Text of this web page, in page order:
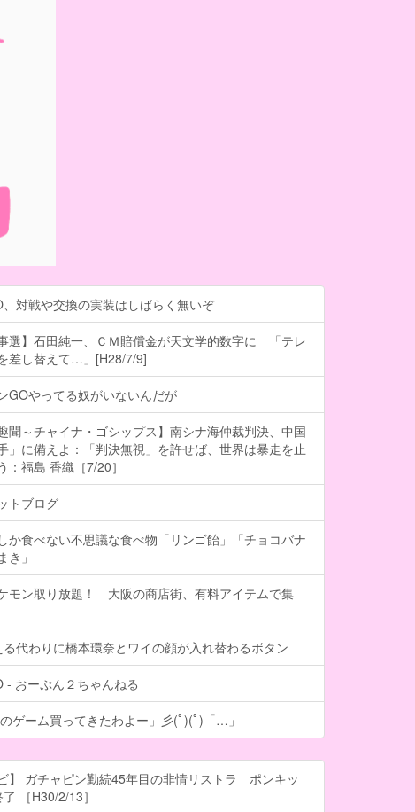
対戦や交換の実装はしばらく無いぞ
選】石田純一、ＣＭ賠償金が天文学的数字に 「テレ
差し替えて…」[H28/7/9]
GOやってる奴がいないんだが
聞～チャイナ・ゴシップス】南シナ海仲裁判決、中国
」に備えよ：「判決無視」を許せば、世界は暴走を止
：福島 香織［7/20］
トブログ
か食べない不思議な食べ物「リンゴ飴」「チョコバナ
き」
モン取り放題！ 大阪の商店街、有料アイテムで集
代わりに橋本環奈とワイの顔が入れ替わるボタン
- おーぷん２ちゃんねる
ゲーム買ってきたわよー」彡(ﾟ)(ﾟ)「…」
】 ガチャピン勤続45年目の非情リストラ ポンキッ
［H30/2/13］